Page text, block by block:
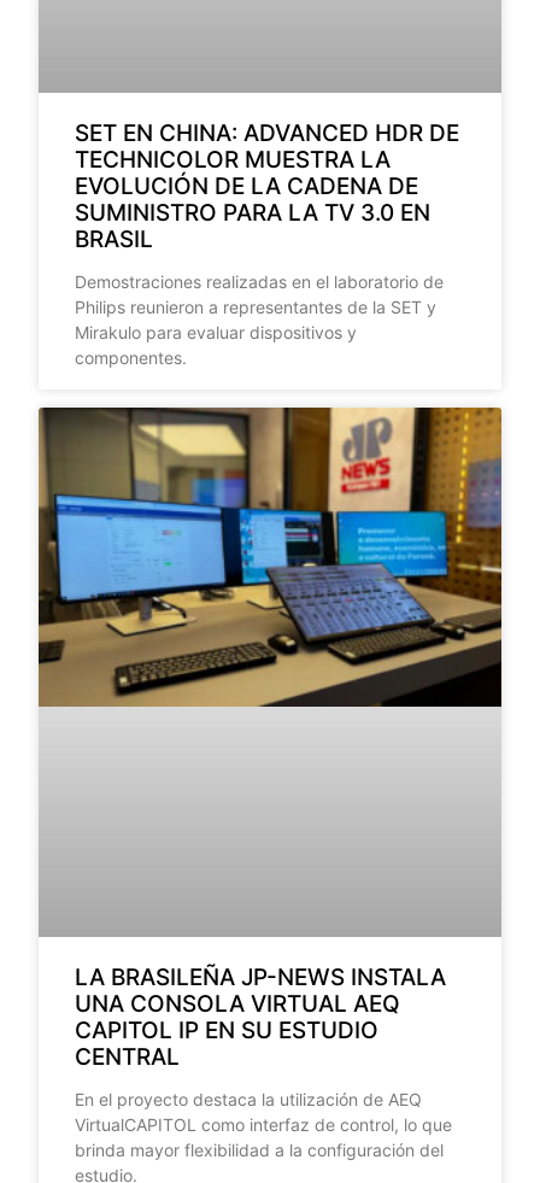
SET EN CHINA: ADVANCED HDR DE
TECHNICOLOR MUESTRA LA
EVOLUCIÓN DE LA CADENA DE
SUMINISTRO PARA LA TV 3.0 EN
BRASIL
Demostraciones realizadas en el laboratorio de
Philips reunieron a representantes de la SET y
Mirakulo para evaluar dispositivos y
componentes.
LA BRASILEÑA JP-NEWS INSTALA
UNA CONSOLA VIRTUAL AEQ
CAPITOL IP EN SU ESTUDIO
CENTRAL
En el proyecto destaca la utilización de AEQ
VirtualCAPITOL como interfaz de control, lo que
brinda mayor flexibilidad a la configuración del
estudio.